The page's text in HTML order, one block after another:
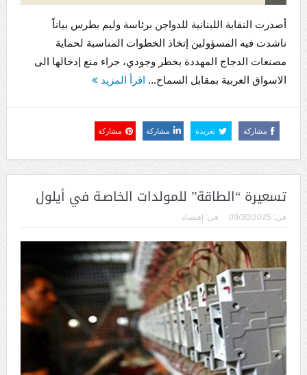
أصدرت النقابة اللبنانية للدواجن برئاسة وليم بطرس بياناً
ناشدت فيه المسؤولين إتخاذ الخطوات المناسبة لحماية
مصنعات الدجاج المهددة بخطر وجودي، جراء منع إدخالها الى
الاسواق العربية بمقابل السماح... اقرأ المزيد
مشاركة تغريدة مشاركة مشاركة
تسعيرة “الطاقة” للمولدات الخاصـة في أيلول
فى: 09/30/2025 فى: إقتصاد